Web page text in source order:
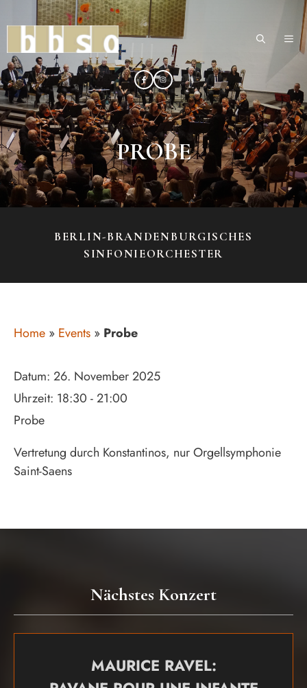
Inhalt
springen
PROBE
BERLIN-BRANDENBURGISCHES
SINFONIEORCHESTER
Home » Events » Probe
Datum: 26. November 2025
Uhrzeit: 18:30 - 21:00
Probe
Vertretung durch Konstantinos, nur Orgellsymphonie
Saint-Saens
Nächstes Konzert
MAURICE RAVEL: